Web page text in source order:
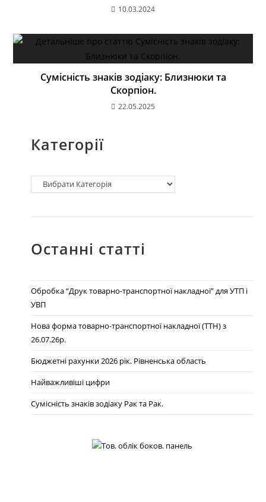
10.03.2024
Сумісність знаків зодіаку: Близнюки та
Скорпіон.
22.05.2025
Категорії
Останні статті
Обробка “Друк товарно-транспортної накладної” для УТП і
УВП
Нова форма товарно-транспортної накладної (ТТН) з
26.07.26р.
Бюджетні рахунки 2026 рік. Рівненська область
Найважливіші цифри
Сумісність знаків зодіаку Рак та Рак.